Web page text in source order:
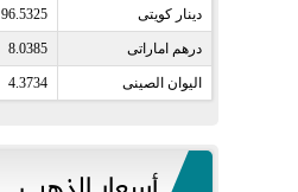
دينار كويتى​ 96.5325
درهم اماراتى​ 8.0385
اليوان الصينى​ 4.3734
أسعار الذهب